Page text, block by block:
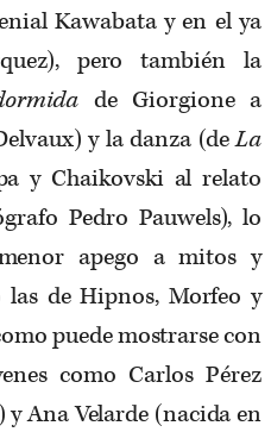
Kawabata y en el ya
pero también la
de Giorgione a
y la danza (deLa
y Chaikovski al relato
Pedro Pauwels), lo
apego a mitos y
las de Hipnos, Morfeo y
puede mostrarse con
como Carlos Pérez
y Ana Velarde (nacida en